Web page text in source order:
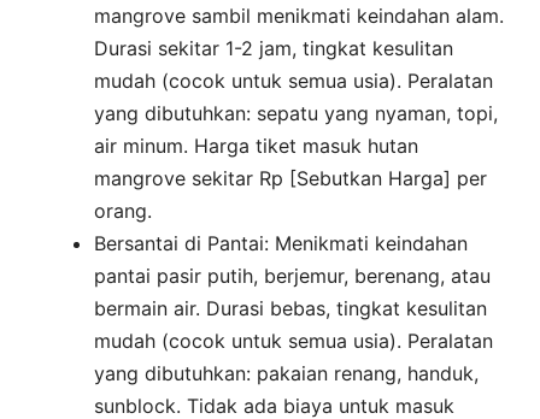
mangrove sambil menikmati keindahan alam.
Durasi sekitar 1-2 jam, tingkat kesulitan
mudah (cocok untuk semua usia). Peralatan
yang dibutuhkan: sepatu yang nyaman, topi,
air minum. Harga tiket masuk hutan
mangrove sekitar Rp [Sebutkan Harga] per
orang.
Bersantai di Pantai: Menikmati keindahan
pantai pasir putih, berjemur, berenang, atau
bermain air. Durasi bebas, tingkat kesulitan
mudah (cocok untuk semua usia). Peralatan
yang dibutuhkan: pakaian renang, handuk,
sunblock. Tidak ada biaya untuk masuk